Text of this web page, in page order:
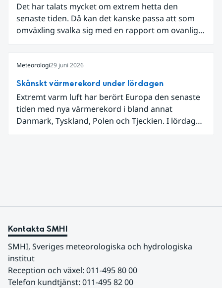
Det har talats mycket om extrem hetta den
senaste tiden. Då kan det kanske passa att som
omväxling svalka sig med en rapport om ovanligt
Meteorologi29 juni 2026
Skånskt värmerekord under lördagen
Extremt varm luft har berört Europa den senaste
tiden med nya värmerekord i bland annat
Danmark, Tyskland, Polen och Tjeckien. I lördags
Kontakta SMHI
SMHI, Sveriges meteorologiska och hydrologiska
institut
Reception och växel: 011-495 80 00
Telefon kundtjänst: 011-495 82 00